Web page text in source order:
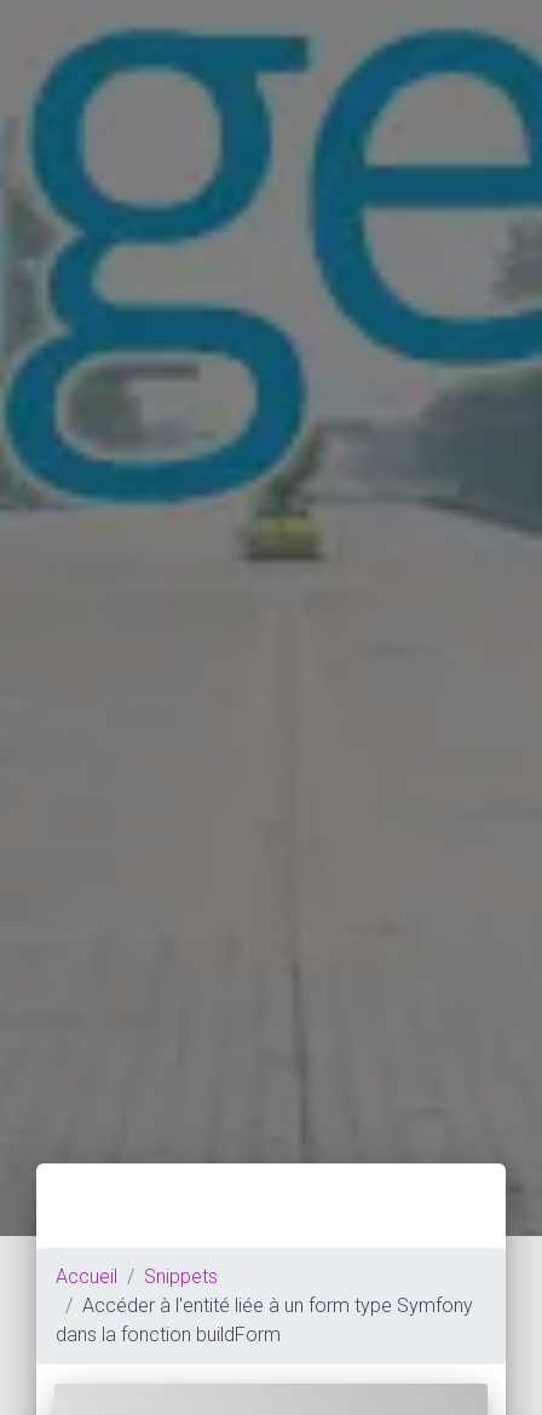
Accueil
Snippets
Accéder à l'entité liée à un form type Symfony
dans la fonction buildForm